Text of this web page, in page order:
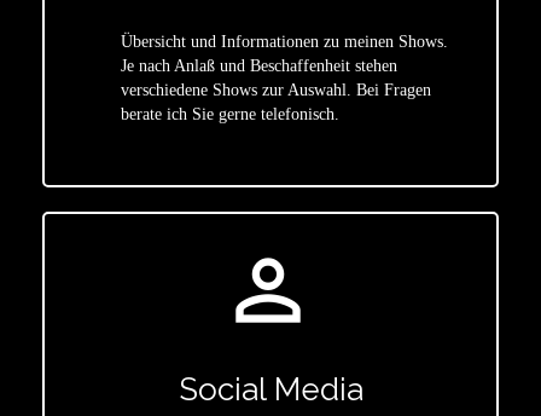
Übersicht und Informationen zu meinen Shows.
Je nach Anlaß und Beschaffenheit stehen
verschiedene Shows zur Auswahl. Bei Fragen
berate ich Sie gerne telefonisch.
person_outline
Social Media